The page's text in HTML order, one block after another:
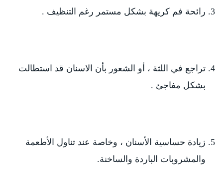
رائحة فم كريهة بشكل مستمر رغم التنظيف .
تراجع في اللثة ، أو الشعور بأن الاسنان قد استطالت
بشكل مفاجئ .
زيادة حساسية الأسنان ، وخاصة عند تناول الأطعمة
والمشروبات الباردة والساخنة.